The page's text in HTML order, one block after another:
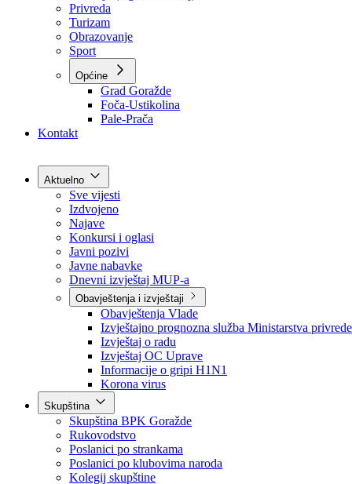
O kantonu
Simboli kantona (Grb, zastava)
Historija (digitalni muzej)
Privreda
Turizam
Obrazovanje
Sport
Općine
Kontakt
Aktuelno
Sve vijesti
Izdvojeno
Najave
Konkursi i oglasi
Javni pozivi
Javne nabavke
Dnevni izvještaj MUP-a
Obavještenja i izvještaji
Obavještenja Vlade
Izvještajno prognozna služba Ministarstva privrede
Izvještaj o radu
Izvještaj OC Uprave
Informacije o gripi H1N1
Korona virus
Skupština
Skupština BPK Goražde
Rukovodstvo